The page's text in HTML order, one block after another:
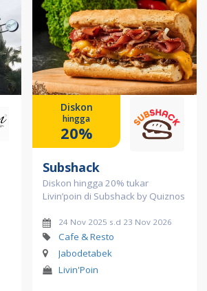
Diskon
hingga
20%
Subshack
Diskon hingga 20% tukar
Livin’poin di Subshack by Quiznos
24 Nov 2025 s.d 23 Nov 2026
Cafe & Resto
Jabodetabek
Livin'Poin